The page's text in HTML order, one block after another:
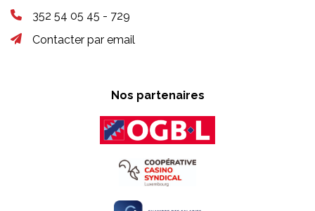
352 54 05 45 - 729
Contacter par email
Nos partenaires